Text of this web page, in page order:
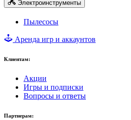
Электроинструменты
Пылесосы
Аренда игр и аккаунтов
Клиентам:
Акции
Игры и подписки
Вопросы и ответы
Партнерам: